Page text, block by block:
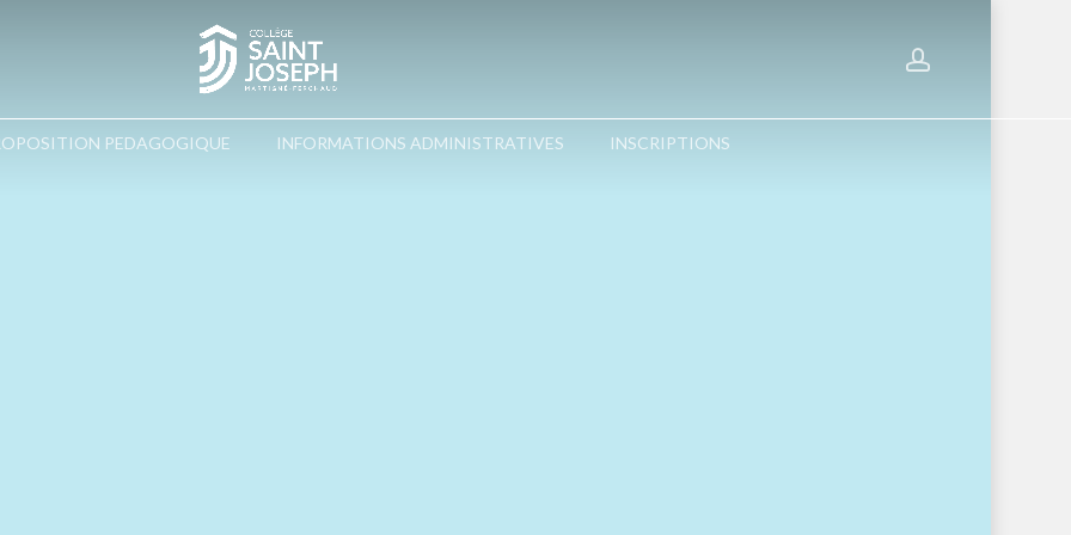
PEDAGOGIQUE INFORMATIONS ADMINISTRATIVES INSCRIPTIONS